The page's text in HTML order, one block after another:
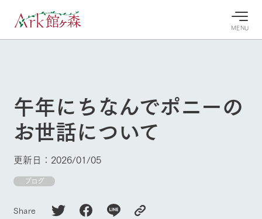
MENU
牧場へ行
く
よく見られている情報
今日の牧
案内
ガーデンの開花
状況などを毎日
イベン
ント・フェアの
情報やスケジュ
ホーム
Ark館ヶ森について
牧場に行く
午年にちなんでポニーの
お世話について
更新日：2026/01/05
ブログ
Share